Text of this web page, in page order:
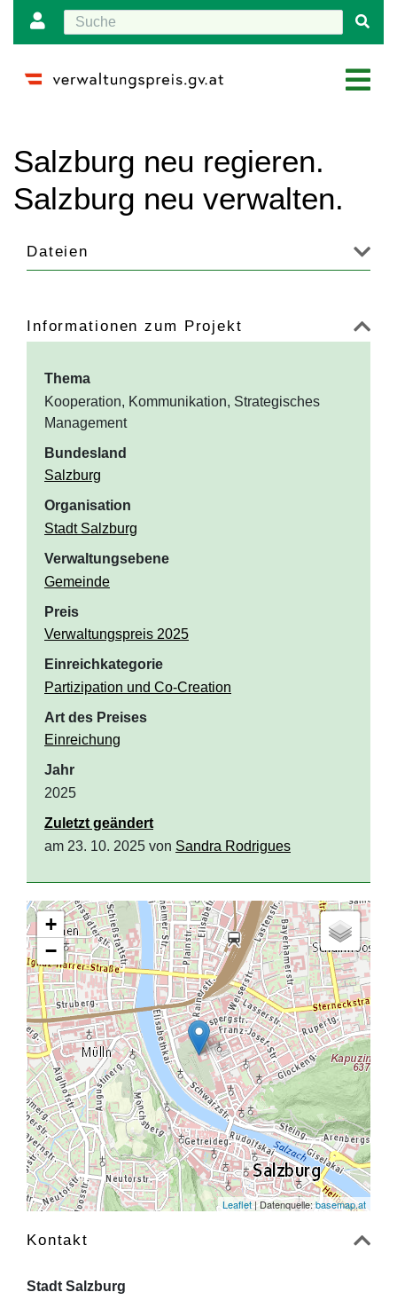
Salzburg neu regieren.
Salzburg neu verwalten.
Dateien
Informationen zum Projekt
Thema
Kooperation, Kommunikation, Strategisches
Management
Bundesland
Salzburg
Organisation
Stadt Salzburg
Verwaltungsebene
Gemeinde
Preis
Verwaltungspreis 2025
Einreichkategorie
Partizipation und Co-Creation
Art des Preises
Einreichung
Jahr
2025
Zuletzt geändert
am 23. 10. 2025 von Sandra Rodrigues
+
−
Leaflet| Datenquelle:basemap.at
Kontakt
Stadt Salzburg